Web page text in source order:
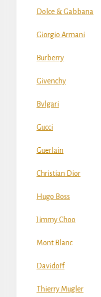
Dolce & Gabbana
Giorgio Armani
Burberry
Givenchy
Bvlgari
Gucci
Guerlain
Christian Dior
Hugo Boss
Jimmy Choo
Mont Blanc
Davidoff
Thierry Mugler